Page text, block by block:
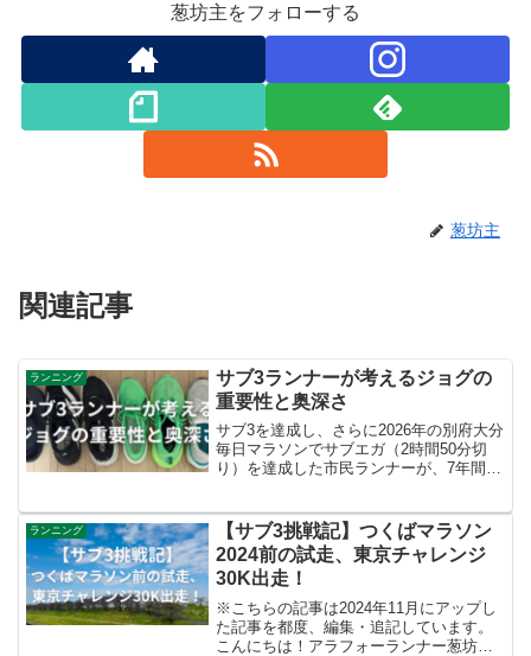
葱坊主をフォローする
葱坊主
関連記事
ランニング
サブ3ランナーが考えるジョグの
重要性と奥深さ
サブ3を達成し、さらに2026年の別府大分
毎日マラソンでサブエガ（2時間50分切
り）を達成した市民ランナーが、7年間の
離・頻度・考え方まで実体験ベースとオ
ススメジョグシューズをまとめました。
ランニング
【サブ3挑戦記】つくばマラソン
2024前の試走、東京チャレンジ
30K出走！
※こちらの記事は2024年11月にアップし
た記事を都度、編集・追記しています。
こんにちは！アラフォーランナー葱坊主